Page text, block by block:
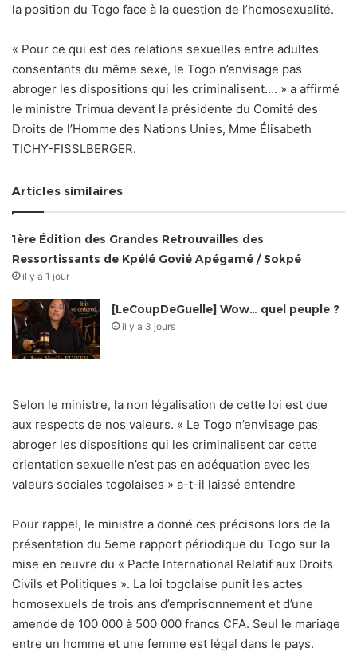
la position du Togo face à la question de l’homosexualité.
« Pour ce qui est des relations sexuelles entre adultes
consentants du même sexe, le Togo n’envisage pas
abroger les dispositions qui les criminalisent…. » a affirmé
le ministre Trimua devant la présidente du Comité des
Droits de l’Homme des Nations Unies, Mme Élisabeth
TICHY-FISSLBERGER.
Articles similaires
1ère Édition des Grandes Retrouvailles des
Ressortissants de Kpélé Govié Apégamé / Sokpé
il y a 1 jour
[LeCoupDeGuelle] Wow… quel peuple ?
il y a 3 jours
Selon le ministre, la non légalisation de cette loi est due
aux respects de nos valeurs. « Le Togo n’envisage pas
abroger les dispositions qui les criminalisent car cette
orientation sexuelle n’est pas en adéquation avec les
valeurs sociales togolaises » a-t-il laissé entendre
Pour rappel, le ministre a donné ces précisons lors de la
présentation du 5eme rapport périodique du Togo sur la
mise en œuvre du « Pacte International Relatif aux Droits
Civils et Politiques ». La loi togolaise punit les actes
homosexuels de trois ans d’emprisonnement et d’une
amende de 100 000 à 500 000 francs CFA. Seul le mariage
entre un homme et une femme est légal dans le pays.